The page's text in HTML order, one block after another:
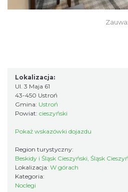
Lokalizacja:
Ul. 3 Maja 61
43-450 Ustroń
Gmina: Ustroń
Powiat: cieszyński
Pokaż wskazówki dojazdu
Region turystyczny:
Beskidy i Śląsk Cieszyński, Śląsk
Lokalizacja: W górach
Kategoria:
Noclegi